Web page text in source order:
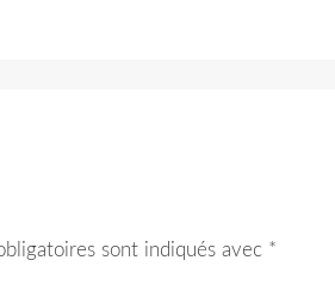
obligatoires sont indiqués avec *